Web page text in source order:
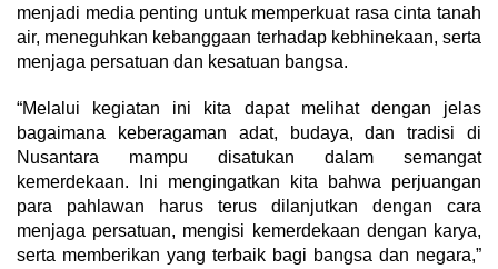
menjadi media penting untuk memperkuat rasa cinta tanah
air, meneguhkan kebanggaan terhadap kebhinekaan, serta
menjaga persatuan dan kesatuan bangsa.
“Melalui kegiatan ini kita dapat melihat dengan jelas
bagaimana keberagaman adat, budaya, dan tradisi di
Nusantara mampu disatukan dalam semangat
kemerdekaan. Ini mengingatkan kita bahwa perjuangan
para pahlawan harus terus dilanjutkan dengan cara
menjaga persatuan, mengisi kemerdekaan dengan karya,
serta memberikan yang terbaik bagi bangsa dan negara,”